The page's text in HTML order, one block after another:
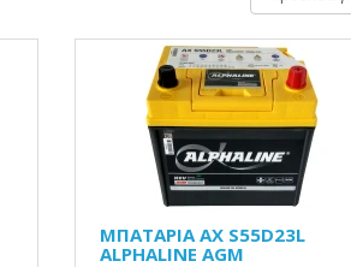
ΜΠΑΤΑΡΙΑ AX S55D23L
ALPHALINE AGM